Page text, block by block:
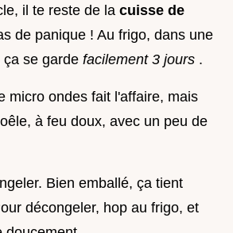
il te reste de la cuisse de
de panique ! Au frigo, dans une
ça se garde facilement 3 jours .
micro ondes fait l'affaire, mais
à feu doux, avec un peu de
Bien emballé, ça tient
décongeler, hop au frigo, et